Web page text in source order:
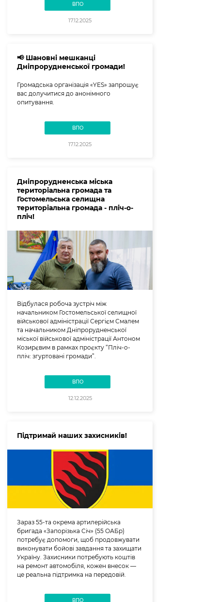
ВПО
17.12.2025
📢 Шановні мешканці
Дніпрорудненської громади!
Громадська організація «YES» запрошує
вас долучитися до анонімного
опитування.
ВПО
17.12.2025
Дніпрорудненська міська
територіальна громада та
Гостомельська селищна
територіальна громада - пліч-о-
пліч!
Відбулася робоча зустріч між
начальником Гостомельської селищної
військової адміністрації Сергієм Смалем
та начальником Дніпрорудненської
міської військової адміністрації Антоном
Козирєвим в рамках проєкту “Пліч-о-
пліч: згуртовані громади”.
ВПО
12.12.2025
Підтримай наших захисників!
Зараз 55-та окрема артилерійська
бригада «Запорізька Січ» (55 ОАБр)
потребує допомоги, щоб продовжувати
виконувати бойові завдання та захищати
Україну. Захисники потребують коштів
на ремонт автомобіля, кожен внесок —
це реальна підтримка на передовій.
ВПО